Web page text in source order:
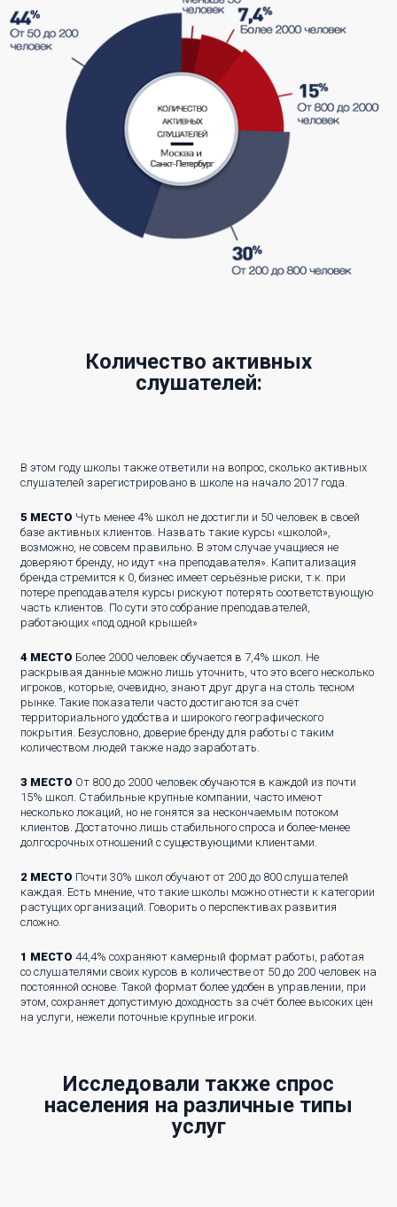
Количество активных
слушателей:
В этом году школы также ответили на вопрос, сколько активных
слушателей зарегистрировано в школе на начало 2017 года.
5 МЕСТО Чуть менее 4% школ не достигли и 50 человек в своей
базе активных клиентов. Назвать такие курсы «школой»,
возможно, не совсем правильно. В этом случае учащиеся не
доверяют бренду, но идут «на преподавателя». Капитализация
бренда стремится к 0, бизнес имеет серьёзные риски, т.к. при
потере преподавателя курсы рискуют потерять соответствующую
часть клиентов. По сути это собрание преподавателей,
работающих «под одной крышей»
4 МЕСТО Более 2000 человек обучается в 7,4% школ. Не
раскрывая данные можно лишь уточнить, что это всего несколько
игроков, которые, очевидно, знают друг друга на столь тесном
рынке. Такие показатели часто достигаются за счёт
территориального удобства и широкого географического
покрытия. Безусловно, доверие бренду для работы с таким
количеством людей также надо заработать.
3 МЕСТО От 800 до 2000 человек обучаются в каждой из почти
15% школ. Стабильные крупные компании, часто имеют
несколько локаций, но не гонятся за нескончаемым потоком
клиентов. Достаточно лишь стабильного спроса и более-менее
долгосрочных отношений с существующими клиентами.
2 МЕСТО Почти 30% школ обучают от 200 до 800 слушателей
каждая. Есть мнение, что такие школы можно отнести к категории
растущих организаций. Говорить о перспективах развития
сложно.
1 МЕСТО 44,4% сохраняют камерный формат работы, работая
со слушателями своих курсов в количестве от 50 до 200 человек на
постоянной основе. Такой формат более удобен в управлении, при
этом, сохраняет допустимую доходность за счёт более высоких цен
на услуги, нежели поточные крупные игроки.
Исследовали также спрос
населения на различные типы
услуг